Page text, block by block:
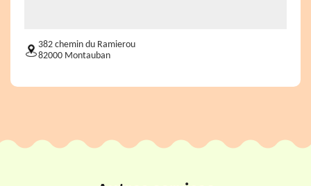
382 chemin du Ramierou
82000 Montauban